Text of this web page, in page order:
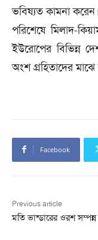
ভ‌বিষ‌্যত কামনা ক‌রেন।
প‌রি‌শে‌ষে মিলাদ-‌
ইউ‌রোপের
অংশ গ্রহিতা‌দের
Facebook
Previous article
মতি ভান্ডারের ওরশ সম্পন্ন